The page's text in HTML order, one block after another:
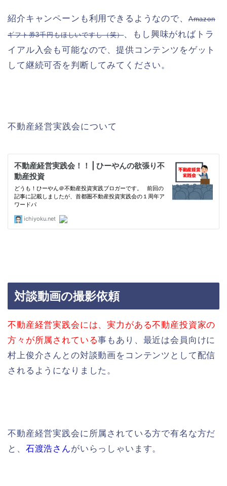
紹介キャンペーンも利用できるようなので、Amazon
ギフト券3千円もほしいですし（笑）、もし興味がればトラ
イアル入会も可能なので、提供コンテンツをゲット
して継続可否を判断してみてください。
不動産経営実践会について
対談動画の撮影依頼
不動産経営実践会には、実力がある不動産投資家の
方々が所属されている事もあり、最近は会員向けに
村上俊介さんとの対談動画をコンテンツとして配信
されるようになりました。
不動産経営実践会に所属されている方で有名な方だ
と、 石渡浩さんがいらっしゃいます。